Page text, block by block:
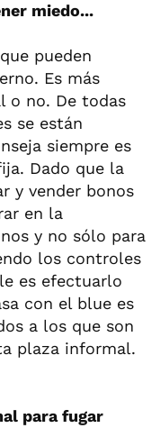
miedo...
pueden
Es más
o no. De todas
se están
siempre es
Dado que la
y vender bonos
en la
y no sólo para
los controles
es efectuarlo
con el blue es
a los que son
plaza informal.
para fugar